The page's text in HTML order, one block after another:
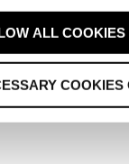
ALL COOKIES
COOKIES
verbreiten als
für große
an, als schlicht